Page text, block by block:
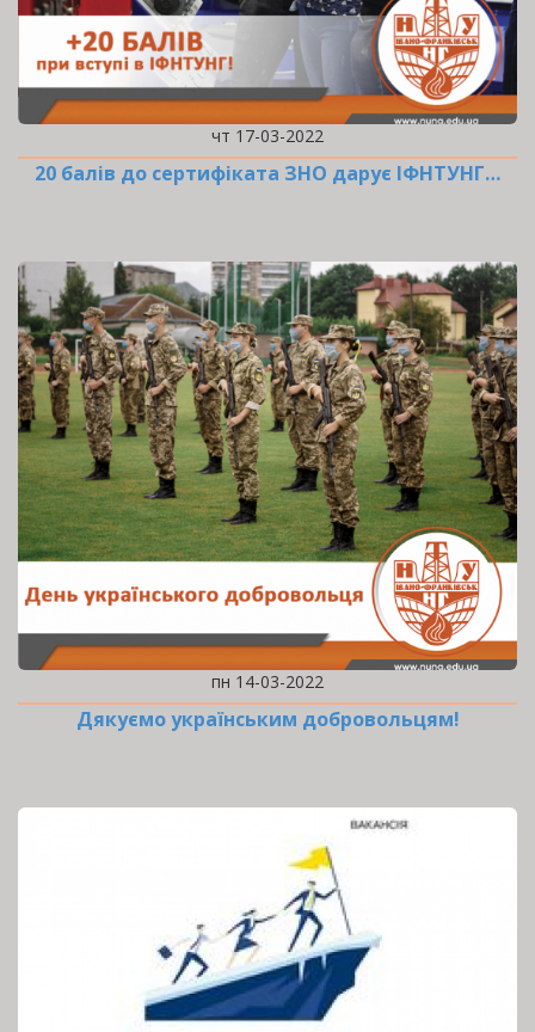
чт 17-03-2022
20 балів до сертифіката ЗНО дарує ІФНТУНГ…
пн 14-03-2022
Дякуємо українським добровольцям!